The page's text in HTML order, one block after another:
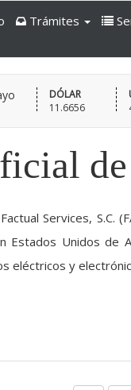
Trámites
DÓLAR
11.6656
Services, S.C.
Estados Unidos de
eléctricos y